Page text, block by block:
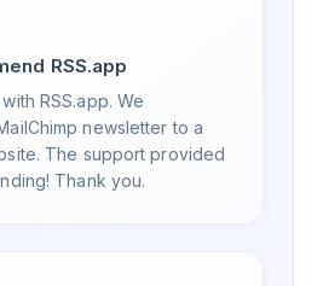
of my release notes are in
understand and find
it has been an
and I will be
I know to RSS.app for
RSS.app
RSS.app. We
newsletter to a
The support provided
Thank you.